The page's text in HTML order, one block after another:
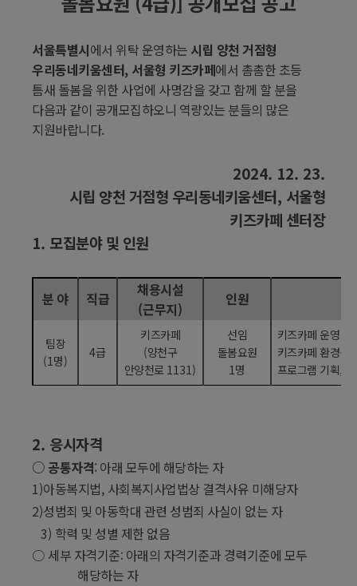
서울특별시에서 위탁 운영하는 시립 양천 거점형
우리동네키움센터, 서울형 키즈카페에서 촘촘한 초등
틈새 돌봄을 위한 사업에 사명감을 갖고 함께 할 분을
다음과 같이 공개모집하오니 역량있는 분들의 많은
지원바랍니다.
2024. 12. 23.
시립 양천 거점형 우리동네키움센터, 서울형
키즈카페 센터장
1. 모집분야 및 인원
분 야 직급
채용시설
(근무지)
인원
팀장
(1명)
4급
키즈카페
(양천구
안양천로 1131)
선임
돌봄요원
1명
키즈카페 운영 및
키즈카페 환경구
프로그램 기획,
2. 응시자격
○ 공통자격: 아래 모두에 해당하는 자
1)아동복지법, 사회복지사업법상 결격사유 미해당자
2)성범죄 및 아동학대 관련 성범죄 사실이 없는 자
3) 학력 및 성별 제한 없음
○ 세부 자격기준: 아래의 자격기준과 경력기준에 모두
해당하는 자